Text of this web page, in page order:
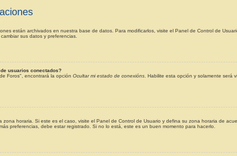
están archivados en nuestra base de datos. Para modificarlos, visite el Panel de Control de
sus datos y preferencias.
usuarios conectados?
Foros", encontrará la opción Ocultar mi estado de conexións . Habilite esta opción y solamente será
horaria. Si este es el caso, visite el Panel de Control de Usuario y defina su zona horaria de
preferencias, debe estar registrado. Si no lo está, este es un buen momento para hacerlo.